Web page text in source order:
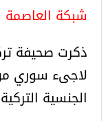
شبكة العاصمة
لاجىء سوري
الجنسية